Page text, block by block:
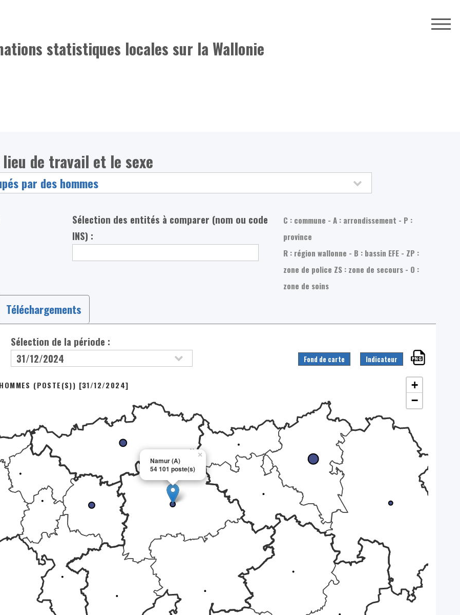
statistiques locales sur la Wallonie
de travail et le sexe
Sélection des entités à comparer (nom ou code
INS) :
C : commune - A : arrondissement - P :
province
R : région wallonne - B : bassin EFE - ZP :
zone de police ZS : zone de secours - O :
zone de soins
Téléchargements
Sélection de la période :
Fond de carte Indicateur
Namur (A)
54 101 poste(s)
×
HOMMES (POSTE(S)) [31/12/2024]
+
−